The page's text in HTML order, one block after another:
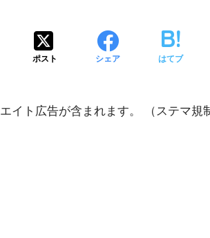
ポスト シェア はてブ
イト広告が含まれます。 （ステマ規